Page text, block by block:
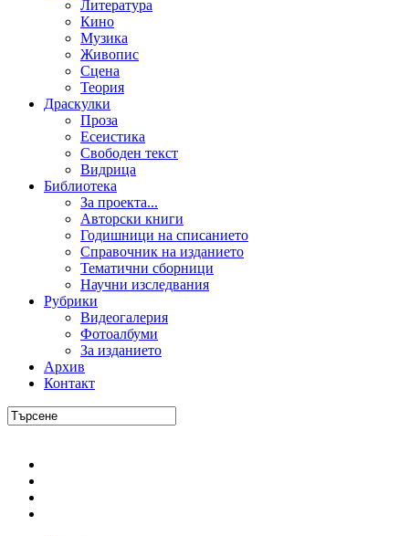
Литература
Кино
Музика
Живопис
Сцена
Теория
Драскулки
Проза
Есеистика
Свободен текст
Видрица
Библиотека
За проекта...
Авторски книги
Годишници на списанието
Справочник на изданието
Тематични сборници
Научни изследвания
Рубрики
Видеогалерия
Фотоалбуми
За изданието
Архив
Контакт